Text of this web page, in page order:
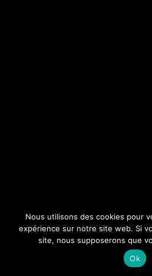
Nous utilisons des cookies pour
expérience sur notre site web. Si
site, nous supposerons que
Ok